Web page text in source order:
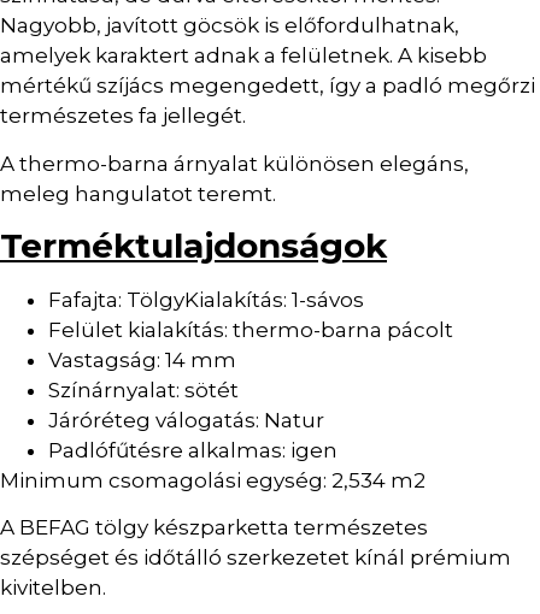
Nagyobb, javított göcsök is előfordulhatnak,
amelyek karaktert adnak a felületnek. A kisebb
mértékű szíjács megengedett, így a padló megőrzi
természetes fa jellegét.
A thermo-barna árnyalat különösen elegáns,
meleg hangulatot teremt.
Terméktulajdonságok
Fafajta: TölgyKialakítás: 1-sávos
Felület kialakítás: thermo-barna pácolt
Vastagság: 14 mm
Színárnyalat: sötét
Járóréteg válogatás: Natur
Padlófűtésre alkalmas: igen
Minimum csomagolási egység: 2,534 m2
A BEFAG tölgy készparketta természetes
szépséget és időtálló szerkezetet kínál prémium
kivitelben.